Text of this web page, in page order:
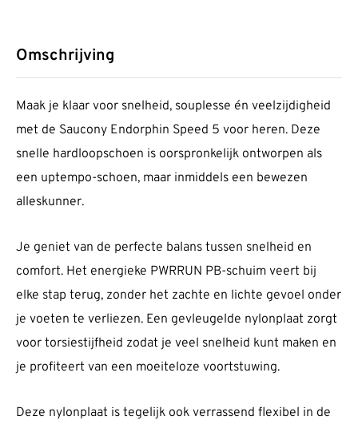
Omschrijving
Maak je klaar voor snelheid, souplesse én veelzijdigheid
met de Saucony Endorphin Speed 5 voor heren. Deze
snelle hardloopschoen is oorspronkelijk ontworpen als
een uptempo-schoen, maar inmiddels een bewezen
alleskunner.
Je geniet van de perfecte balans tussen snelheid en
comfort. Het energieke PWRRUN PB-schuim veert bij
elke stap terug, zonder het zachte en lichte gevoel onder
je voeten te verliezen. Een gevleugelde nylonplaat zorgt
voor torsiestijfheid zodat je veel snelheid kunt maken en
je profiteert van een moeiteloze voortstuwing.
Deze nylonplaat is tegelijk ook verrassend flexibel in de